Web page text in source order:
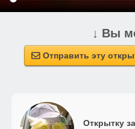
↓ Вы
 Отправить эту
Открытку